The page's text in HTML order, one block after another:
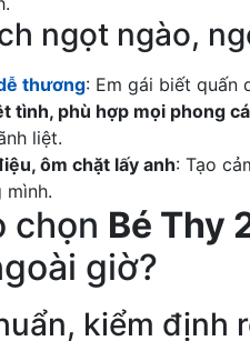
ngọt ngào,
thương: Em gái biết quấn
tình, phù hợp mọi phong
liệt.
ôm chặt lấy anh: Tạo
mình.
chọn Bé Thy
giờ?
kiểm định